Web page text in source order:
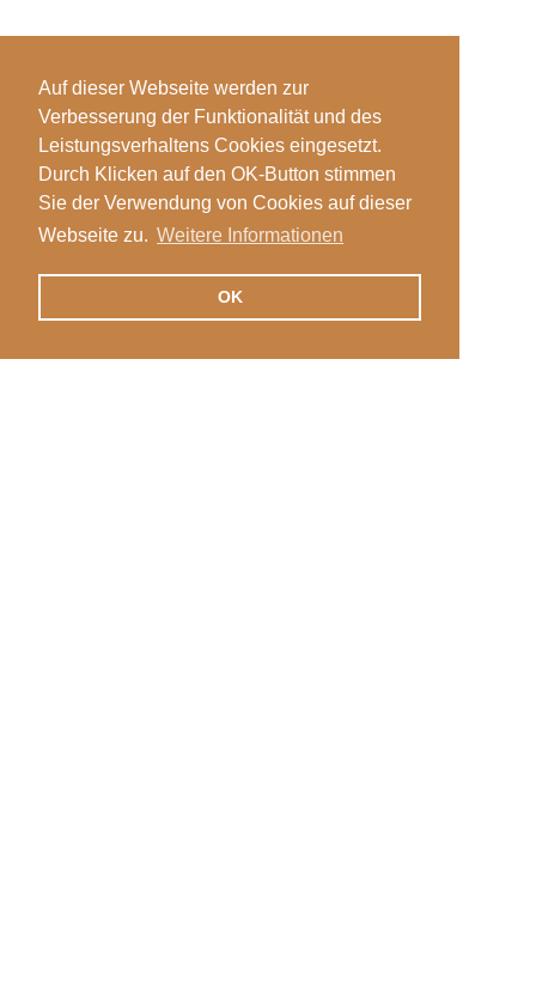
Auf dieser Webseite werden zur
Verbesserung der Funktionalität und des
Leistungsverhaltens Cookies eingesetzt.
Durch Klicken auf den OK-Button stimmen
Sie der Verwendung von Cookies auf dieser
Webseite zu. Weitere Informationen
OK